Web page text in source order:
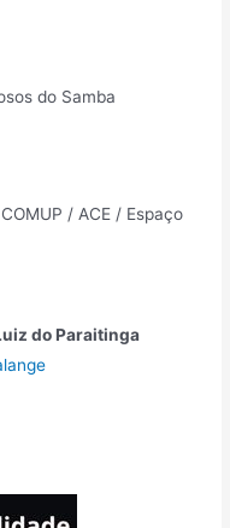
do Samba
/ ACE / Espaço
do Paraitinga